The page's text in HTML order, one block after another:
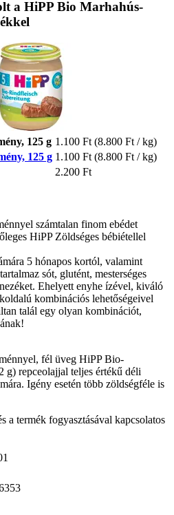
a HiPP Bio Marhahús-
125 g 1.100 Ft (8.800 Ft / kg)
125 g 1.100 Ft (8.800 Ft / kg)
2.200 Ft
számtalan finom ebédet
HiPP Zöldséges bébiétellel
5 hónapos kortól, valamint
sót, glutént, mesterséges
Ehelyett enyhe ízével, kiváló
kombinációs lehetőségeivel
talál egy olyan kombinációt,
fél üveg HiPP Bio-
g) repceolajjal teljes értékű déli
Igény esetén több zöldségféle is
a termék fogyasztásával kapcsolatos